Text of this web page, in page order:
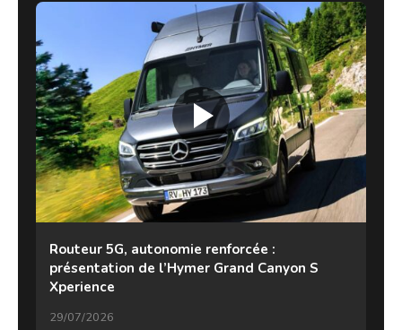
Routeur 5G, autonomie renforcée :
présentation de l’Hymer Grand Canyon S
Xperience
29/07/2026